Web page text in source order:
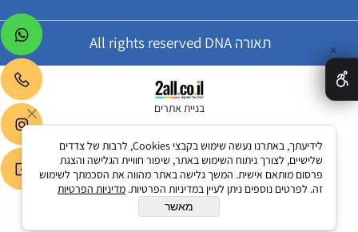
תאורה All rights reserved DNA
בניית אתרים
✕
לידיעתך, באתרנו נעשה שימוש בקבצי Cookies, לרבות של צדדים
שלישיים, לצורך ניתוח השימוש באתר, שיפור חוויית הגלישה והצגת
פרסום מותאם אישית. המשך גלישה באתר מהווה את הסכמתך לשימוש
זה. לפרטים נוספים ניתן לעיין במדיניות הפרטיות. מדיניות הפרטיות
מאשר